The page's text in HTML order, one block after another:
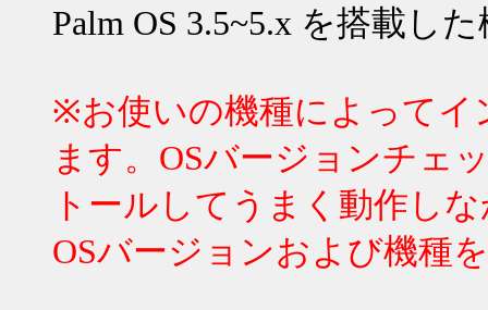
Palm OS 3.5~5.x を搭載した
※お使いの機種によってイ
ます。 OSバージョンチェ
トールしてうまく動作し
OSバージョンおよび機種